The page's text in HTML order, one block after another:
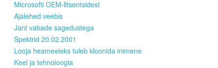
Microsofti OEM-litsentsidest
Ajalehed veebis
Jant vabade sagedustega
Spektrid 20.02.2001
Looja heameeleks tuleb kloonida inimene
Keel ja tehnoloogia